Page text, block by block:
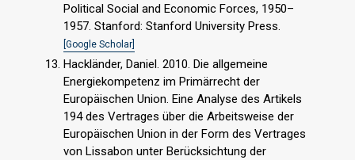
Political Social and Economic Forces, 1950–
1957. Stanford: Stanford University Press.
[Google Scholar]
Hackländer, Daniel. 2010. Die allgemeine
Energiekompetenz im Primärrecht der
Europäischen Union. Eine Analyse des Artikels
194 des Vertrages über die Arbeitsweise der
Europäischen Union in der Form des Vertrages
von Lissabon unter Berücksichtung der